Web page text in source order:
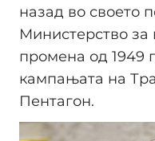
назад во своето
Министерство за
промена од 1949
кампањата на
Пентагон.